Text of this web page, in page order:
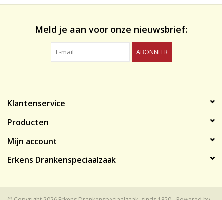
Meld je aan voor onze nieuwsbrief:
ABONNEER
Klantenservice
Producten
Mijn account
Erkens Drankenspeciaalzaak